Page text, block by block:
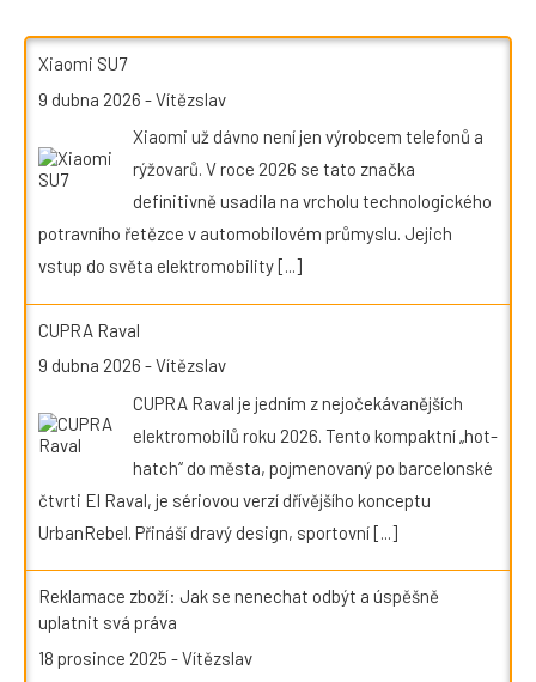
Xiaomi SU7
9 dubna 2026 -Vítězslav
Xiaomi už dávno není jen výrobcem telefonů a
rýžovarů. V roce 2026 se tato značka
definitivně usadila na vrcholu technologického
potravního řetězce v automobilovém průmyslu. Jejich
vstup do světa elektromobility[...]
CUPRA Raval
9 dubna 2026 -Vítězslav
CUPRA Raval je jedním z nejočekávanějších
elektromobilů roku 2026. Tento kompaktní „hot-
hatch“ do města, pojmenovaný po barcelonské
čtvrti El Raval, je sériovou verzí dřívějšího konceptu
UrbanRebel. Přináší dravý design, sportovní[...]
Reklamace zboží: Jak se nenechat odbýt a úspěšně
uplatnit svá práva
18 prosince 2025 -Vítězslav